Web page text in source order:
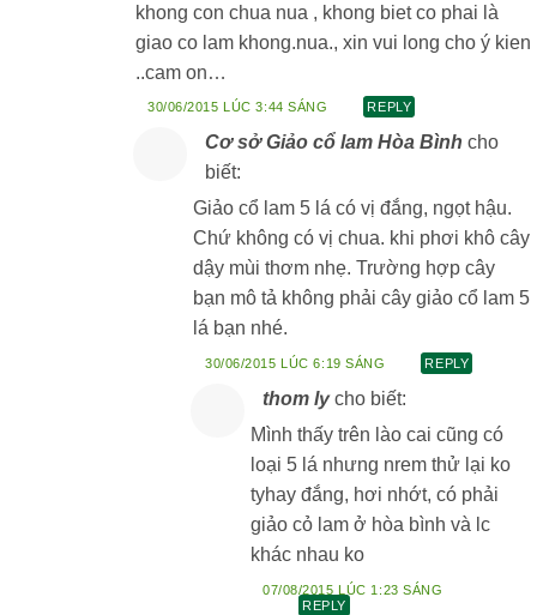
khong con chua nua , khong biet co phai là
giao co lam khong.nua., xin vui long cho ý kien
..cam on…
30/06/2015 LÚC 3:44 SÁNG REPLY
Cơ sở Giảo cổ lam Hòa Bình cho
biết:
Giảo cổ lam 5 lá có vị đắng, ngọt hậu.
Chứ không có vị chua. khi phơi khô cây
dậy mùi thơm nhẹ. Trường hợp cây
bạn mô tả không phải cây giảo cổ lam 5
lá bạn nhé.
30/06/2015 LÚC 6:19 SÁNG REPLY
thom ly cho biết:
Mình thấy trên lào cai cũng có
loại 5 lá nhưng nrem thử lại ko
tyhay đắng, hơi nhớt, có phải
giảo cỏ lam ở hòa bình và lc
khác nhau ko
07/08/2015 LÚC 1:23 SÁNG
REPLY